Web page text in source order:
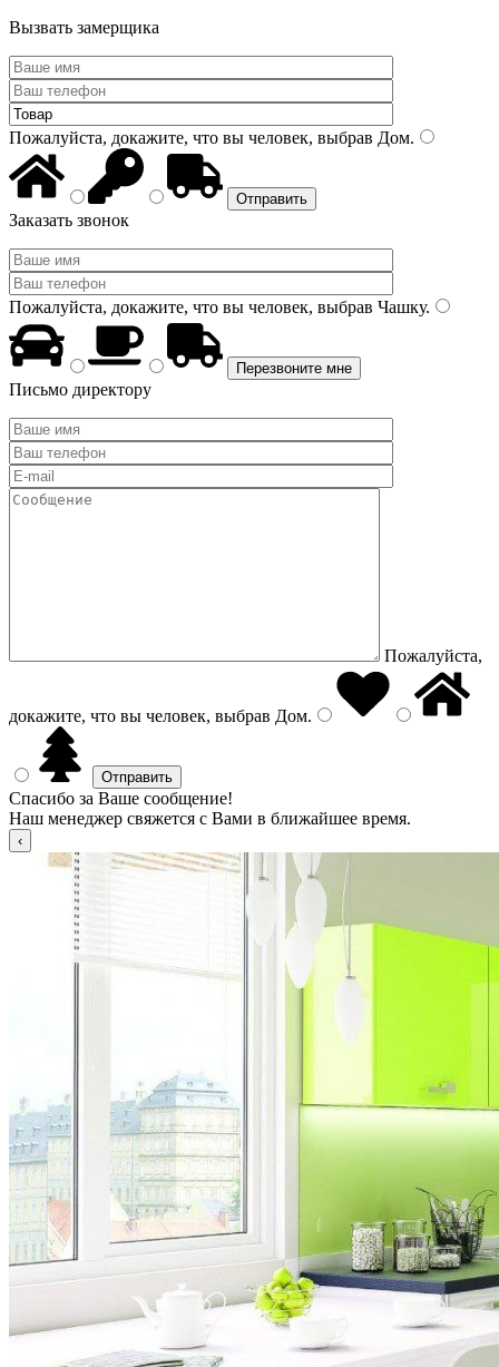
Вызвать замерщика
Пожалуйста, докажите, что вы человек, выбрав Дом.
Заказать звонок
Пожалуйста, докажите, что вы человек, выбрав Чашку.
Письмо директору
Пожалуйста,
докажите, что вы человек, выбрав Дом.
Спасибо за Ваше сообщение!
Наш менеджер свяжется с Вами в ближайшее время.